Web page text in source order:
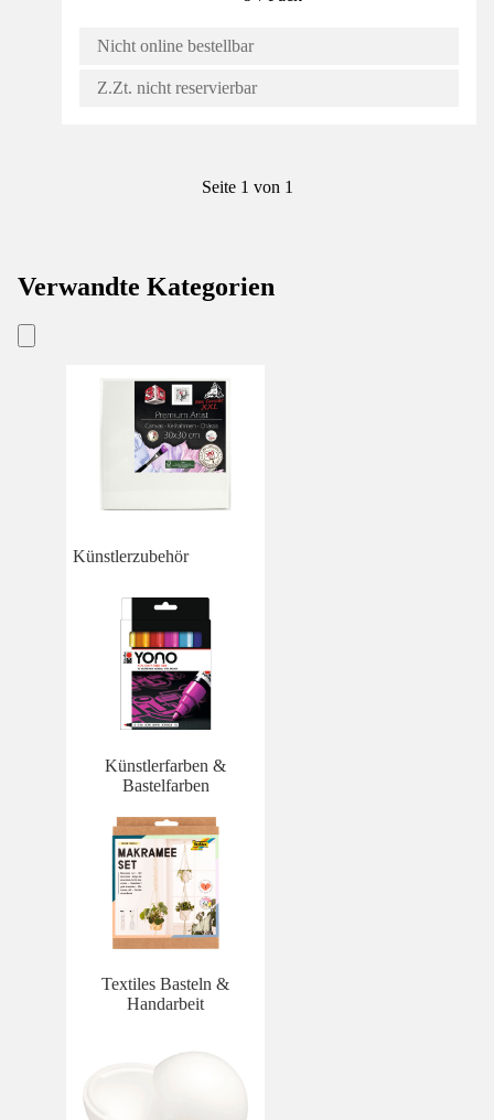
Nicht online bestellbar
Z.Zt. nicht reservierbar
Seite 1 von 1
Verwandte Kategorien
Künstlerzubehör
Künstlerfarben &
Bastelfarben
Textiles Basteln &
Handarbeit